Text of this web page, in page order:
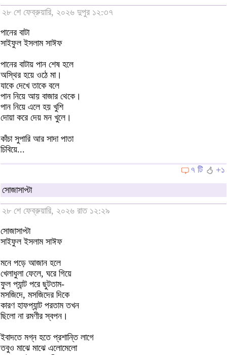
২৮ শে ফেব্রুয়ারি, ২০২৬ দুপুর ১২:৩৭
পানের বাটা
সাইফুল ইসলাম সাঈফ
পানের বাটায় পান শেষ হলে
অস্থির হয়ে ওঠে মা।
যাকে দেখে তাকে বলে
পান নিয়ে আয় বাজার থেকে।
পান নিয়ে এলে হয় খুশি
দোয়া করে দেয় মন খুলে।
কাঁচা সুপারি আর সাদা পাতা
চিবিয়ে...
৭ টি
+১
সোজাসাপ্টা
২৮ শে ফেব্রুয়ারি, ২০২৬ রাত ১২:২৯
সোজাসাপ্টা
সাইফুল ইসলাম সাঈফ
মনে পড়ে আজান হলে
খেলাধুলা ফেলে, ঘরে গিয়ে
ফুল প্যান্ট পরে ছুটতাম-
মসজিদে, মসজিদের দিকে
কারণ হাফপ্যান্ট পরতাম তখন
ছিলো না রমণীর স্বপন।
ইবাদতে মগ্ন হতে প্রশান্তি লাগে
তবুও মাঝে মাঝে এলোমেলো